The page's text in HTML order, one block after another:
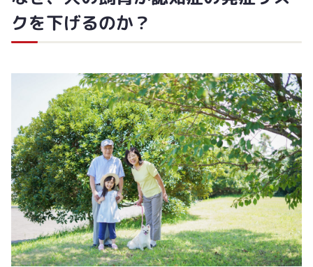
クを下げるのか？